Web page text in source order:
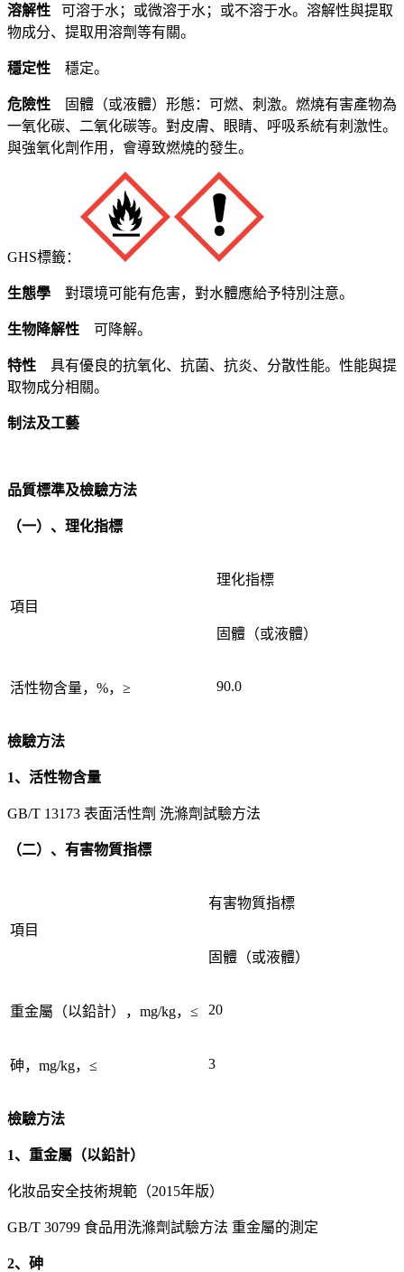
溶解性 可溶于水；或微溶于水；或不溶于水。溶解性與提取
物成分、提取用溶劑等有關。
穩定性 穩定。
危險性
固體（或液體）形態：可燃、刺激。燃燒有害產物為
一氧化碳、二氧化碳等。對皮膚、眼睛、呼吸系統有刺激性。
與強氧化劑作用，會導致燃燒的發生。
GHS標籤：
生態學 對環境可能有危害，對水體應給予特別注意。
生物降解性 可降解。
特性 具有優良的抗氧化、抗菌、抗炎、分散性能。性能與提
取物成分相關。
制法及工藝
品質標準及檢驗方法
（一）、理化指標
項目
理化指標
固體（或液體）
活性物含量，%，≥ 90.0
檢驗方法
1、活性物含量
GB/T 13173 表面活性劑 洗滌劑試驗方法
（二）、有害物質指標
項目
有害物質指標
固體（或液體）
重金屬（以鉛計），mg/kg，≤ 20
砷，mg/kg，≤ 3
檢驗方法
1、重金屬（以鉛計）
化妝品安全技術規範（2015年版）
GB/T 30799 食品用洗滌劑試驗方法 重金屬的測定
2、砷